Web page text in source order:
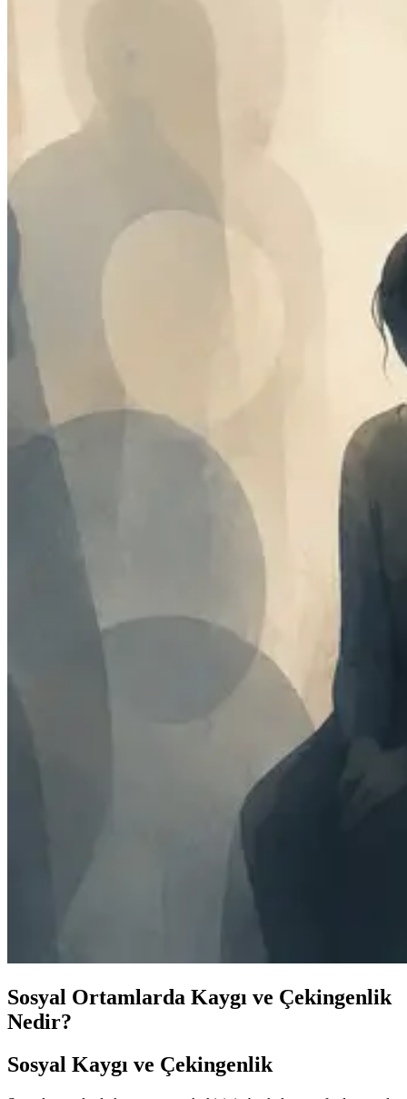
Sosyal Ortamlarda Kaygı ve Çekingenlik
Nedir?
Sosyal Kaygı ve Çekingenlik